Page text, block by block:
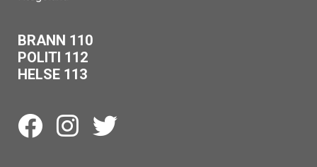
BRANN 110
POLITI 112
HELSE 113